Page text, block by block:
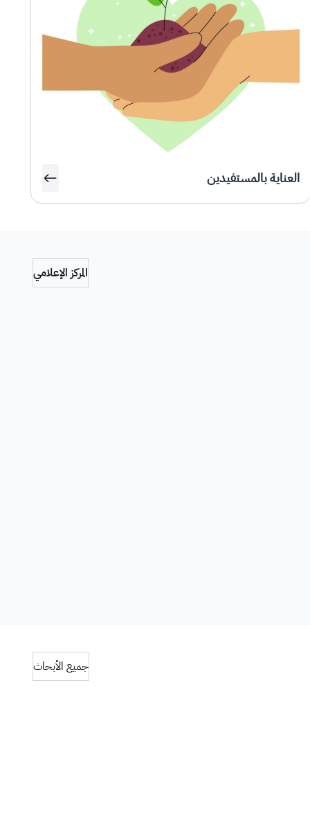
العناية بالمستفيدين
المركز الإعلامي
جميع الأبحاث